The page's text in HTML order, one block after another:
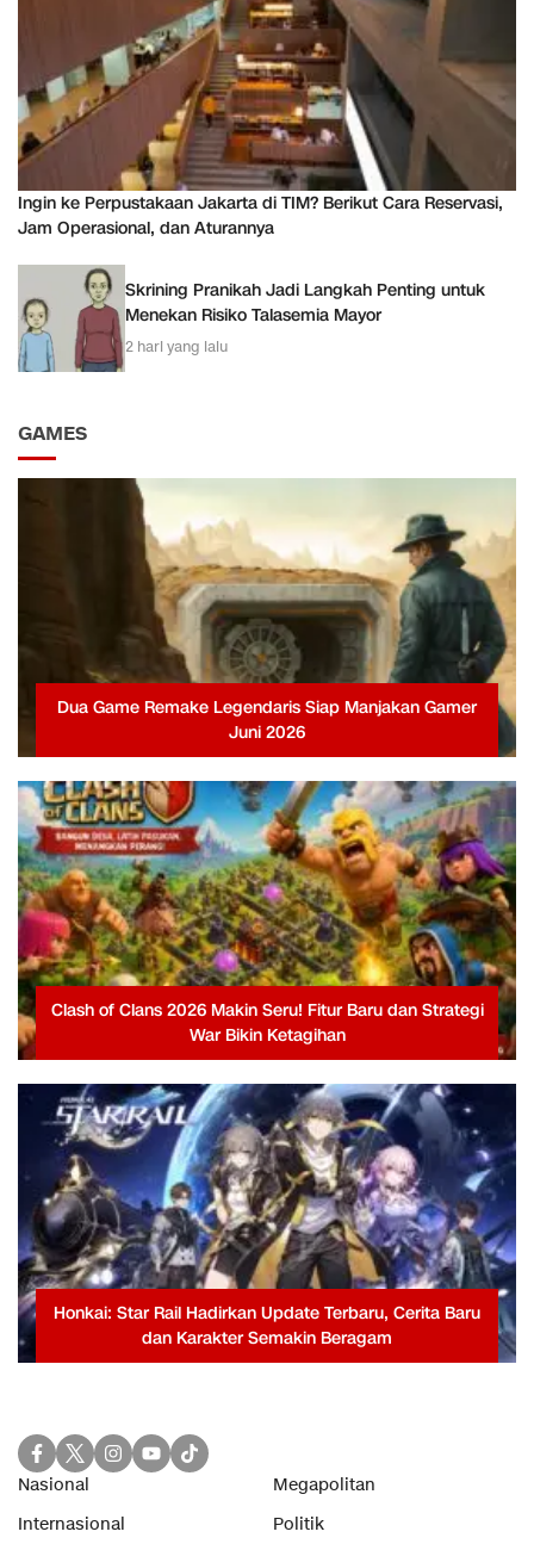
Ingin ke Perpustakaan Jakarta di TIM? Berikut Cara Reservasi,
Jam Operasional, dan Aturannya
Skrining Pranikah Jadi Langkah Penting untuk
Menekan Risiko Talasemia Mayor
2 hari yang lalu
GAMES
Dua Game Remake Legendaris Siap Manjakan Gamer
Juni 2026
Clash of Clans 2026 Makin Seru! Fitur Baru dan Strategi
War Bikin Ketagihan
Honkai: Star Rail Hadirkan Update Terbaru, Cerita Baru
dan Karakter Semakin Beragam
Nasional
Megapolitan
Internasional
Politik